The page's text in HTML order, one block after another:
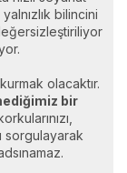
bilincini
olacaktır.
bir
sorgulayarak